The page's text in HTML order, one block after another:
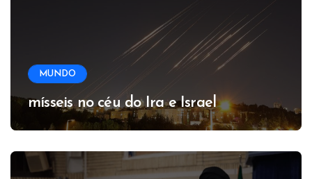
MUNDO
mísseis no céu do Ira e Israel